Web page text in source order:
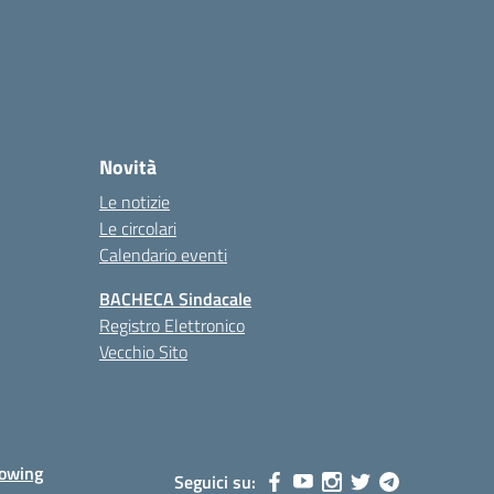
Novità
Le notizie
Le circolari
Calendario eventi
BACHECA Sindacale
Registro Elettronico
Vecchio Sito
Seguici su: